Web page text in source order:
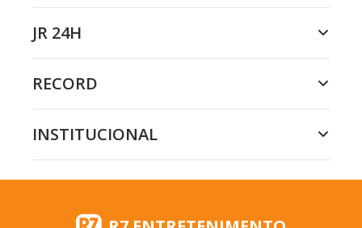
JR 24H
RECORD
INSTITUCIONAL